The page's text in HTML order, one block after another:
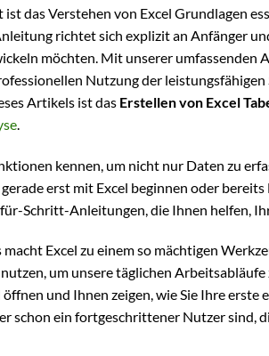
das Verstehen von Excel Grundlagen
richtet sich explizit an Anfänger
möchten. Mit unserer umfassenden
Nutzung der
Artikels ist das Erstellen von Excel
.
kennen, um nicht nur Daten zu
gerade erst mit Excel beginnen oder
Schritt-Anleitungen, die Ihnen helfen,
Excel zu einem so mächtigen
um unsere täglichen
und Ihnen zeigen, wie Sie Ihre
schon ein fortgeschrittener Nutzer sind,